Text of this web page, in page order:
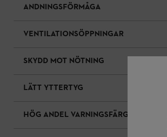
ANDNINGSFÖRMÅGA
VENTILATIONSÖPPNINGAR
SKYDD MOT NÖTNING
LÄTT YTTERTYG
HÖG ANDEL VARNINGSFÄRG